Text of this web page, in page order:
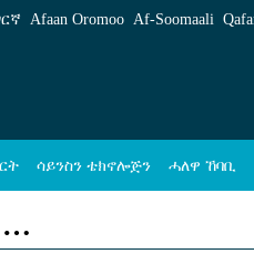
Afaan Oromoo Af‑Soomaali
ሳይንስን ቴክኖሎጅን ሓለዋ ኸባቢ
…